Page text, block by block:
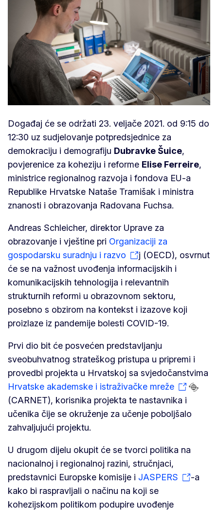
Događaj će se održati 23. veljače 2021. od 9:15 do
12:30 uz sudjelovanje potpredsjednice za
demokraciju i demografiju Dubravke Šuice,
povjerenice za koheziju i reforme Elise Ferreire,
ministrice regionalnog razvoja i fondova EU-a
Republike Hrvatske Nataše Tramišak i ministra
znanosti i obrazovanja Radovana Fuchsa.
Andreas Schleicher, direktor Uprave za
obrazovanje i vještine pri Organizaciji za
gospodarsku suradnju i razvo
j (OECD), osvrnut
će se na važnost uvođenja informacijskih i
komunikacijskih tehnologija i relevantnih
strukturnih reformi u obrazovnom sektoru,
posebno s obzirom na kontekst i izazove koji
proizlaze iz pandemije bolesti COVID-19.
Prvi dio bit će posvećen predstavljanju
sveobuhvatnog strateškog pristupa u pripremi i
provedbi projekta u Hrvatskoj sa svjedočanstvima
Hrvatske akademske i istraživačke mreže
(CARNET), korisnika projekta te nastavnika i
učenika čije se okruženje za učenje poboljšalo
zahvaljujući projektu.
U drugom dijelu okupit će se tvorci politika na
nacionalnoj i regionalnoj razini, stručnjaci,
predstavnici Europske komisije i JASPERS
-a
kako bi raspravljali o načinu na koji se
kohezijskom politikom podupire uvođenje